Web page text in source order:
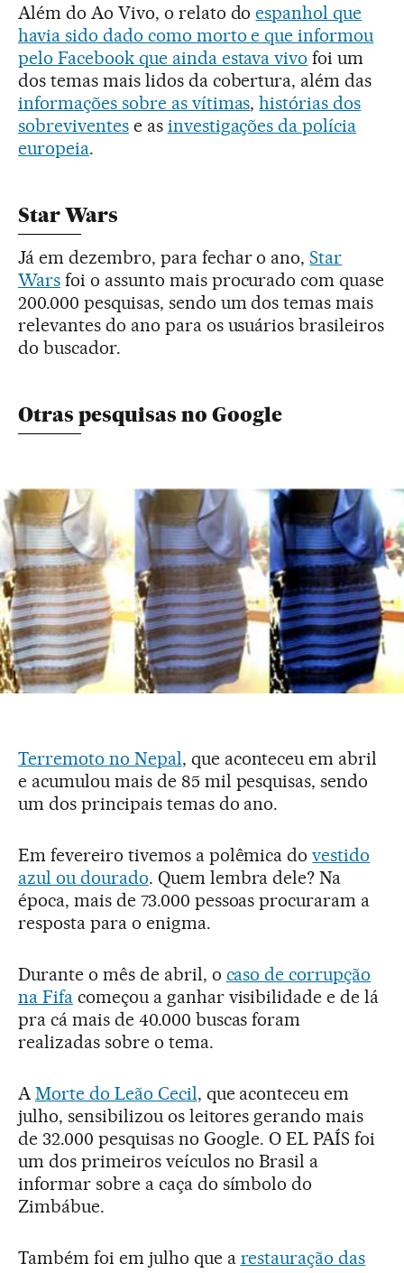
Além do Ao Vivo, o relato doespanhol que
havia sido dado como morto e que informou
pelo Facebook que ainda estava vivo foi um
dos temas mais lidos da cobertura, além das
informações sobre as vítimas,histórias dos
sobreviventese as investigações da polícia
europeia.
Star Wars
Já em dezembro, para fechar o ano,Star
Warsfoi o assunto mais procurado com quase
200.000 pesquisas, sendo um dos temas mais
relevantes do ano para os usuários brasileiros
do buscador.
Otras pesquisas no Google
Terremoto no Nepal, que aconteceu em abril
e acumulou mais de 85 mil pesquisas, sendo
um dos principais temas do ano.
Em fevereiro tivemos a polêmica dovestido
azul ou dourado. Quem lembra dele? Na
época, mais de 73.000 pessoas procuraram a
resposta para o enigma.
Durante o mês de abril, o caso de corrupção
na Fifacomeçou a ganhar visibilidade e de lá
pra cá mais de 40.000 buscas foram
realizadas sobre o tema.
AMorte do Leão Cecil, que aconteceu em
julho, sensibilizou os leitores gerando mais
de 32.000 pesquisas no Google. O EL PAÍS foi
um dos primeiros veículos no Brasil a
informar sobre a caça do símbolo do
Zimbábue.
Também foi em julho que a restauração das